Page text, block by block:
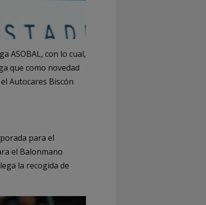
ASOBAL, con lo cual,
que como novedad
Autocares Biscón
para el
el Balonmano
la recogida de